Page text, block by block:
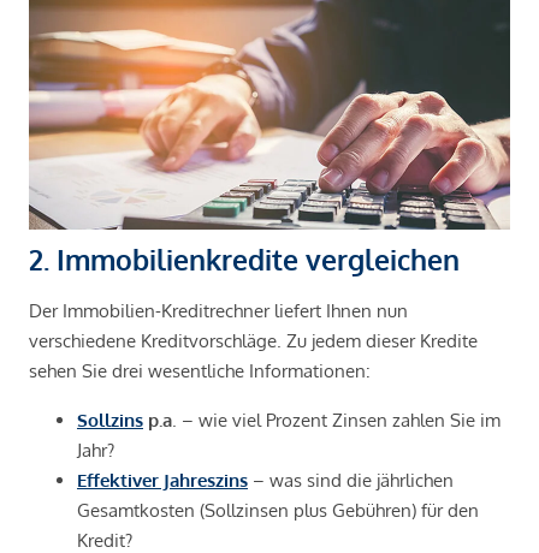
2. Immobilienkredite vergleichen
Der Immobilien-Kreditrechner liefert Ihnen nun
verschiedene Kreditvorschläge. Zu jedem dieser Kredite
sehen Sie drei wesentliche Informationen:
Sollzins p.a . – wie viel Prozent Zinsen zahlen Sie im
Jahr?
Effektiver Jahreszins – was sind die jährlichen
Gesamtkosten (Sollzinsen plus Gebühren) für den
Kredit?